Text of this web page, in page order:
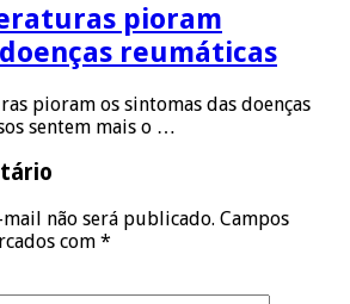
pioram
reumáticas
pioram os sintomas das doenças
sentem mais o …
mail não será publicado. Campos
com *